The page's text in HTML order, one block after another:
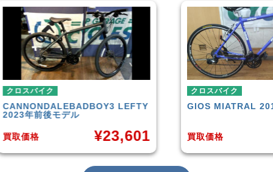
GIOSMIATRAL 2019年頃モデル
買取価格